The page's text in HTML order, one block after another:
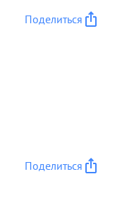
Поделиться
Поделиться